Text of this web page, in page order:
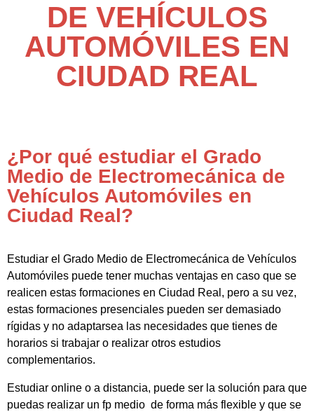
DE VEHÍCULOS
AUTOMÓVILES EN
CIUDAD REAL
¿Por qué estudiar el Grado
Medio de Electromecánica de
Vehículos Automóviles en
Ciudad Real?
Estudiar el Grado Medio de Electromecánica de Vehículos
Automóviles puede tener muchas ventajas en caso que se
realicen estas formaciones en Ciudad Real, pero a su vez,
estas formaciones presenciales pueden ser demasiado
rígidas y no adaptarsea las necesidades que tienes de
horarios si trabajar o realizar otros estudios
complementarios.
Estudiar online o a distancia, puede ser la solución para que
puedas realizar un fp medio de forma más flexible y que se